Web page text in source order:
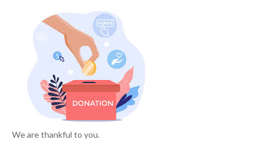
We are thankful to you.